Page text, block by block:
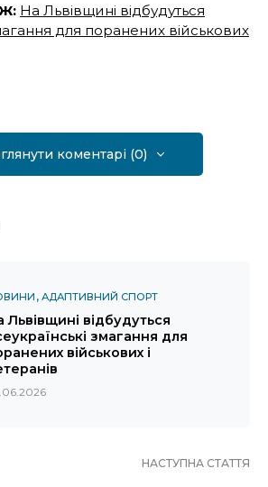
На Львівщині відбудуться
для поранених військових
коментарі (0)
АДАПТИВНИЙ СПОРТ
Львівщині відбудуться
змагання для
військових і
НАСТУПНА СТАТТЯ